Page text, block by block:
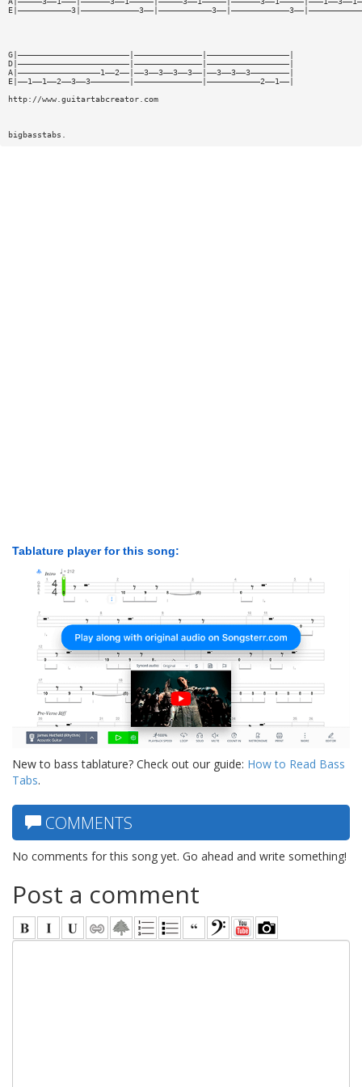
G|———————————————————————|——————————————|—————————————————|
D|———————————————————————|——————————————|—————————————————|
A|—————————————————1——2——|——3——3——3——3——|——3——3——3————————|
E|——1——1——2——3——3————————|——————————————|———————————2——1——|
http://www.guitartabcreator.com
bigbasstabs.
Tablature player for this song:
New to bass tablature? Check out our guide: How to Read Bass
Tabs.
COMMENTS
No comments for this song yet. Go ahead and write something!
Post a comment